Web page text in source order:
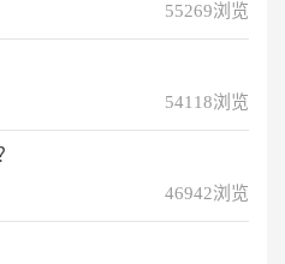
55269浏览
54118浏览
46942浏览